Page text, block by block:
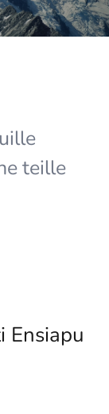
teille
Ensiapu